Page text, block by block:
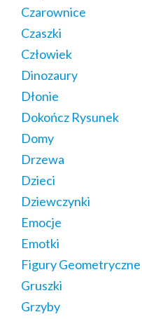
Czarownice
Czaszki
Człowiek
Dinozaury
Dłonie
Dokończ Rysunek
Domy
Drzewa
Dzieci
Dziewczynki
Emocje
Emotki
Figury Geometryczne
Gruszki
Grzyby